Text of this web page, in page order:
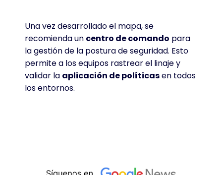
Una vez desarrollado el mapa, se
recomienda un centro de comando para
la gestión de la postura de seguridad. Esto
permite a los equipos rastrear el linaje y
validar la aplicación de políticasen todos
los entornos.